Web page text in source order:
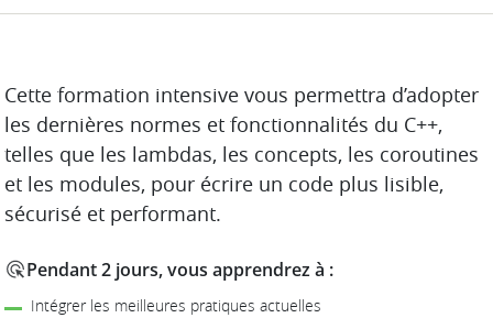
DESCRIPTION
Cette formation intensive vous permettra d’adopter
les dernières normes et fonctionnalités du C++,
telles que les lambdas, les concepts, les coroutines
et les modules, pour écrire un code plus lisible,
sécurisé et performant.
Pendant 2 jours, vous apprendrez à :
Intégrer les meilleures pratiques actuelles